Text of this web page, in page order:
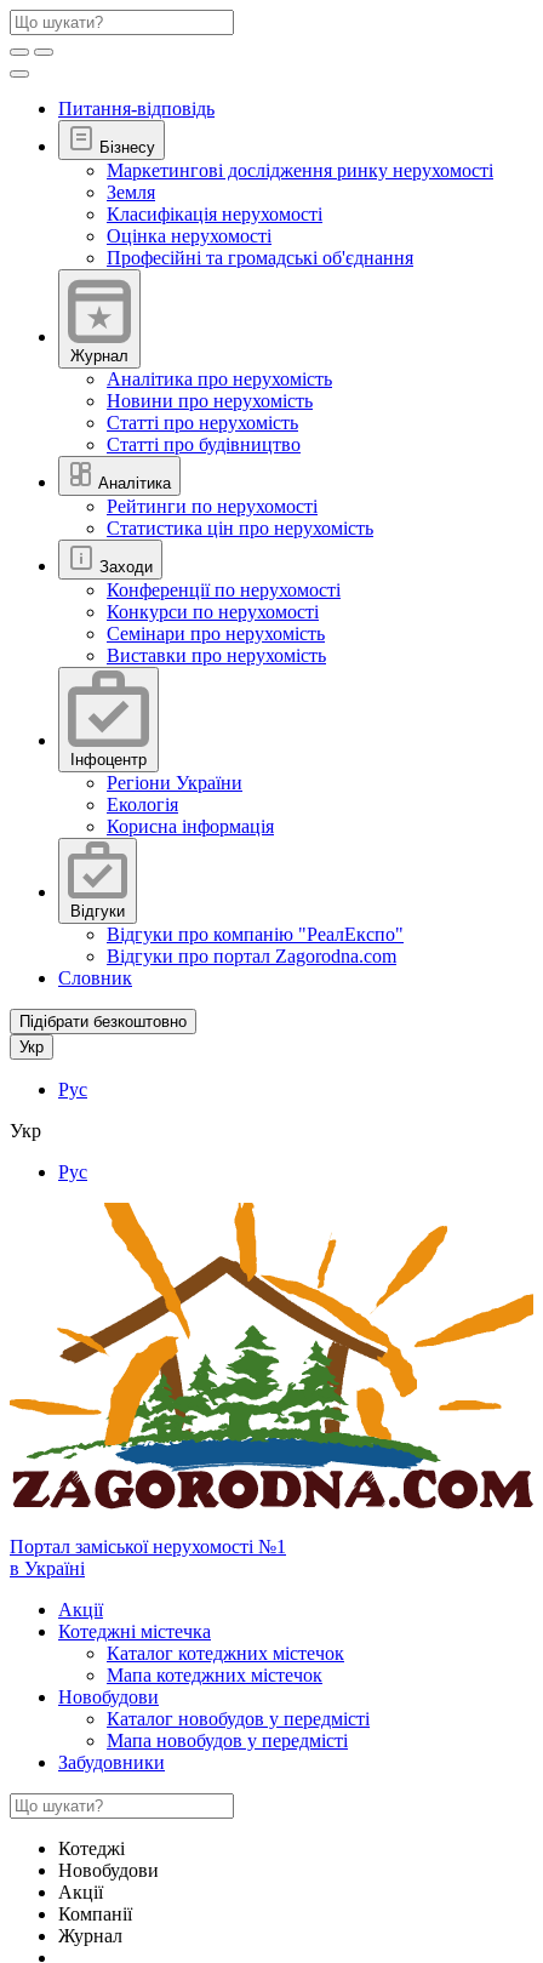
Питання-відповідь
Бізнесу
Маркетингові дослідження ринку нерухомості
Земля
Класифікація нерухомості
Оцінка нерухомості
Професійні та громадські об'єднання
Журнал
Аналітика про нерухомість
Новини про нерухомість
Статті про нерухомість
Статті про будівництво
Аналітика
Рейтинги по нерухомості
Статистика цін про нерухомість
Заходи
Конференції по нерухомості
Конкурси по нерухомості
Семінари про нерухомість
Виставки про нерухомість
Інфоцентр
Регіони України
Екологія
Корисна інформація
Відгуки
Відгуки про компанію "РеалЕкспо"
Відгуки про портал Zagorodna.com
Словник
Підібрати безкоштовно
Укр
Рус
Укр
Рус
Портал заміської нерухомості №1
в Україні
Акції
Котеджні містечка
Каталог котеджних містечок
Мапа котеджних містечок
Новобудови
Каталог новобудов у передмісті
Мапа новобудов у передмісті
Забудовники
Котеджі
Новобудови
Акції
Компанії
Журнал